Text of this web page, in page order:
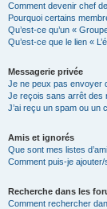
Comment devenir chef
Pourquoi certains
Qu’est-ce qu’un «
Qu’est-ce que le lien «
Messagerie privée
Je ne peux pas envoyer
Je reçois sans arrêt des
J’ai reçu un spam ou un
Amis et ignorés
Que sont mes listes
Comment puis-je ajouter/
Recherche dans les
Comment rechercher